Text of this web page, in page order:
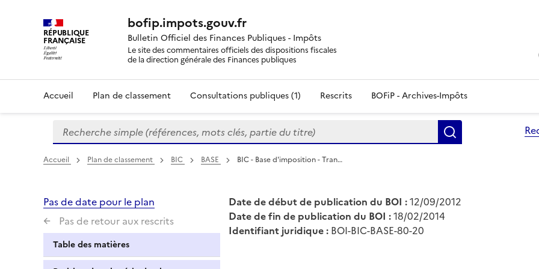
RÉPUBLIQUE
FRANÇAISE
bofip.impots.gouv.fr
Bulletin Officiel des Finances Publiques - Impôts
Le site des commentaires officiels des dispositions fiscales
de la direction générale des Finances publiques
Accueil Plan de classement Consultations publiques (1) Rescrits BOFiP - Archives-Impôts
Formulaire
de
recherche
Recherche simple (références, mots clés, partie du titre)
Accueil Plan de classement BIC BASE BIC - Base d'imposition - Tran…
Pas de date pour le plan
Pas de retour aux rescrits
Table des matières
Date de début de publication du BOI :12/09/2012
Date de fin de publication du BOI :18/02/2014
Identifiant juridique : BOI-BIC-BASE-80-20